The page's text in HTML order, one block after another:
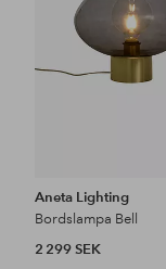
Aneta Lighting
Bordslampa Bell
2 299 SEK